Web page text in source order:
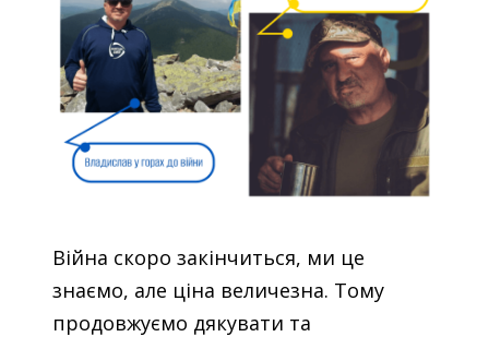
Війна скоро закінчиться, ми це
знаємо, але ціна величезна. Тому
продовжуємо дякувати та